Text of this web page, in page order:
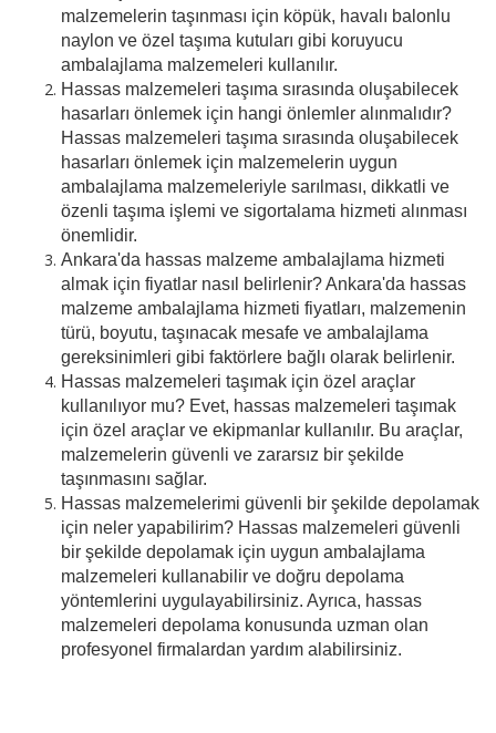
malzemelerin taşınması için köpük, havalı balonlu
naylon ve özel taşıma kutuları gibi koruyucu
ambalajlama malzemeleri kullanılır.
Hassas malzemeleri taşıma sırasında oluşabilecek
hasarları önlemek için hangi önlemler alınmalıdır?
Hassas malzemeleri taşıma sırasında oluşabilecek
hasarları önlemek için malzemelerin uygun
ambalajlama malzemeleriyle sarılması, dikkatli ve
özenli taşıma işlemi ve sigortalama hizmeti alınması
önemlidir.
Ankara'da hassas malzeme ambalajlama hizmeti
almak için fiyatlar nasıl belirlenir? Ankara'da hassas
malzeme ambalajlama hizmeti fiyatları, malzemenin
türü, boyutu, taşınacak mesafe ve ambalajlama
gereksinimleri gibi faktörlere bağlı olarak belirlenir.
Hassas malzemeleri taşımak için özel araçlar
kullanılıyor mu? Evet, hassas malzemeleri taşımak
için özel araçlar ve ekipmanlar kullanılır. Bu araçlar,
malzemelerin güvenli ve zararsız bir şekilde
taşınmasını sağlar.
Hassas malzemelerimi güvenli bir şekilde depolamak
için neler yapabilirim? Hassas malzemeleri güvenli
bir şekilde depolamak için uygun ambalajlama
malzemeleri kullanabilir ve doğru depolama
yöntemlerini uygulayabilirsiniz. Ayrıca, hassas
malzemeleri depolama konusunda uzman olan
profesyonel firmalardan yardım alabilirsiniz.